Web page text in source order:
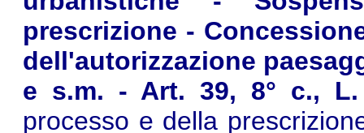
prescrizione -
dell'autorizzazione
e s.m. - Art. 39, 8° c., L.
processo e della